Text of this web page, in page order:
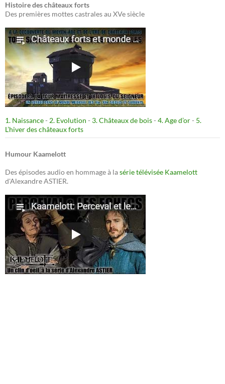
Histoire des châteaux forts
Des premières mottes castrales au XVe siècle
1. Naissance- 2. Evolution - 3. Châteaux de bois- 4. Age d’or- 5.
L’hiver des châteaux forts
Humour Kaamelott
Des épisodes audio en hommage à lasérie télévisée Kaamelott
d'Alexandre ASTIER.